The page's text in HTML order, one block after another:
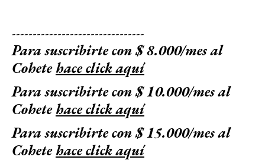
--------------------------------
Para suscribirte con $ 8.000/mes al
Cohetehace click aquí
Para suscribirte con $ 10.000/mes al
Cohetehace click aquí
Para suscribirte con $ 15.000/mes al
Cohetehace click aquí